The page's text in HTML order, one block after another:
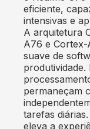
eficiente,
intensivas e
A arquitetura
A76 e Cortex-
suave de
produtividade.
permaneçam
tarefas
eleva a